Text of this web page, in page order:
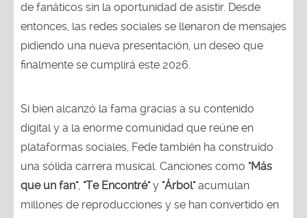
de fanáticos sin la oportunidad de asistir. Desde
entonces, las redes sociales se llenaron de mensajes
pidiendo una nueva presentación, un deseo que
finalmente se cumplirá este 2026.
Si bien alcanzó la fama gracias a su contenido
digital y a la enorme comunidad que reúne en
plataformas sociales, Fede también ha construido
una sólida carrera musical. Canciones como "Más
que un fan", "Te Encontré"y "Árbol"acumulan
millones de reproducciones y se han convertido en